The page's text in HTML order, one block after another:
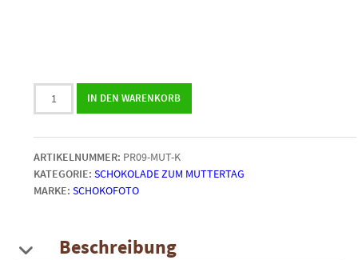
9
Fotopralinen
Muttertag
in
einer
Box
Menge
IN DEN WARENKORB
ARTIKELNUMMER: PR09-MUT-K
KATEGORIE: SCHOKOLADE ZUM MUTTERTAG
MARKE:SCHOKOFOTO
Beschreibung